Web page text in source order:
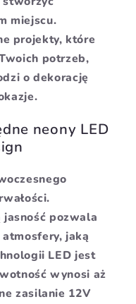
miejscu.
projekty, które
potrzeb,
o dekorację
neony LED
pozwala
jaką
LED jest
wynosi aż
zasilanie 12V